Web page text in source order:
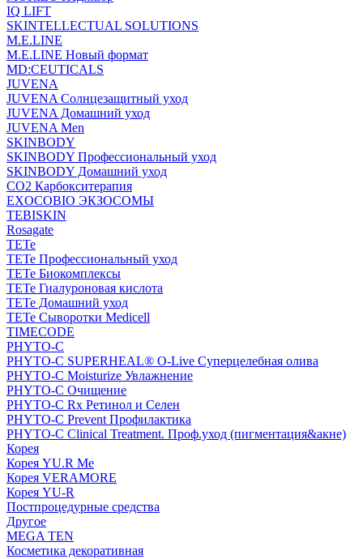
IQ LIFT
SKINTELLECTUAL SOLUTIONS
M.E.LINE
M.E.LINE Новый формат
MD:CEUTICALS
JUVENA
JUVENA Солнцезащитный уход
JUVENA Домашний уход
JUVENA Men
SKINBODY
SKINBODY Профессиональный уход
SKINBODY Домашний уход
CO2 Карбокситерапия
EXOCOBIO ЭКЗОСОМЫ
TEBISKIN
Rosagate
TETe
TETe Профессиональный уход
TETe Биокомплексы
TETe Гиалуроновая кислота
TETe Домашний уход
TETe Сыворотки Medicell
TIMECODE
PHYTO-C
PHYTO-C SUPERHEAL® O-Live Суперцелебная олива
PHYTO-C Moisturize Увлажнение
PHYTO-C Очищение
PHYTO-C Rx Ретинол и Селен
PHYTO-C Prevent Профилактика
PHYTO-C Clinical Treatment. Проф.уход (пигментация&акне)
Корея
Корея YU.R Me
Корея VERAMORE
Корея YU-R
Постпроцедурные средства
Другое
MEGA TEN
Косметика декоративная